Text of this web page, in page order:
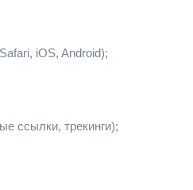
iOS, Android);
ссылки, трекинги);